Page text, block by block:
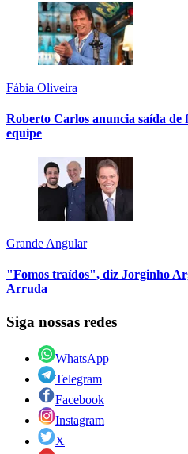
Fábia Oliveira
Roberto Carlos anuncia saída de
equipe
Grande Angular
"Fomos traídos", diz Jorginho
Arruda
Siga nossas redes
WhatsApp
Telegram
Facebook
Instagram
X